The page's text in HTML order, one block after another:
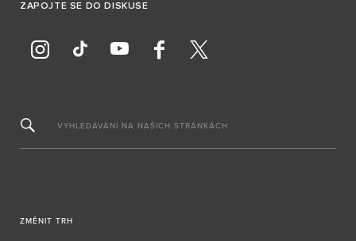
ZAPOJTE SE DO DISKUSE
VYHLEDÁVÁNÍ NA NAŠICH STRÁNKÁCH
ZMĚNIT TRH